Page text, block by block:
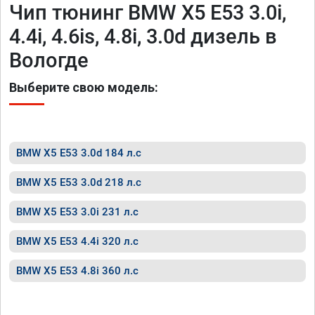
Чип тюнинг BMW X5 E53 3.0i,
4.4i, 4.6is, 4.8i, 3.0d дизель в
Вологде
Выберите свою модель:
BMW X5 E53 3.0d 184 л.с
BMW X5 E53 3.0d 218 л.с
BMW X5 E53 3.0i 231 л.с
BMW X5 E53 4.4i 320 л.с
BMW X5 E53 4.8i 360 л.с